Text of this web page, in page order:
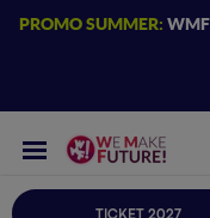
PROMO SUMMER:
TICKET 2027